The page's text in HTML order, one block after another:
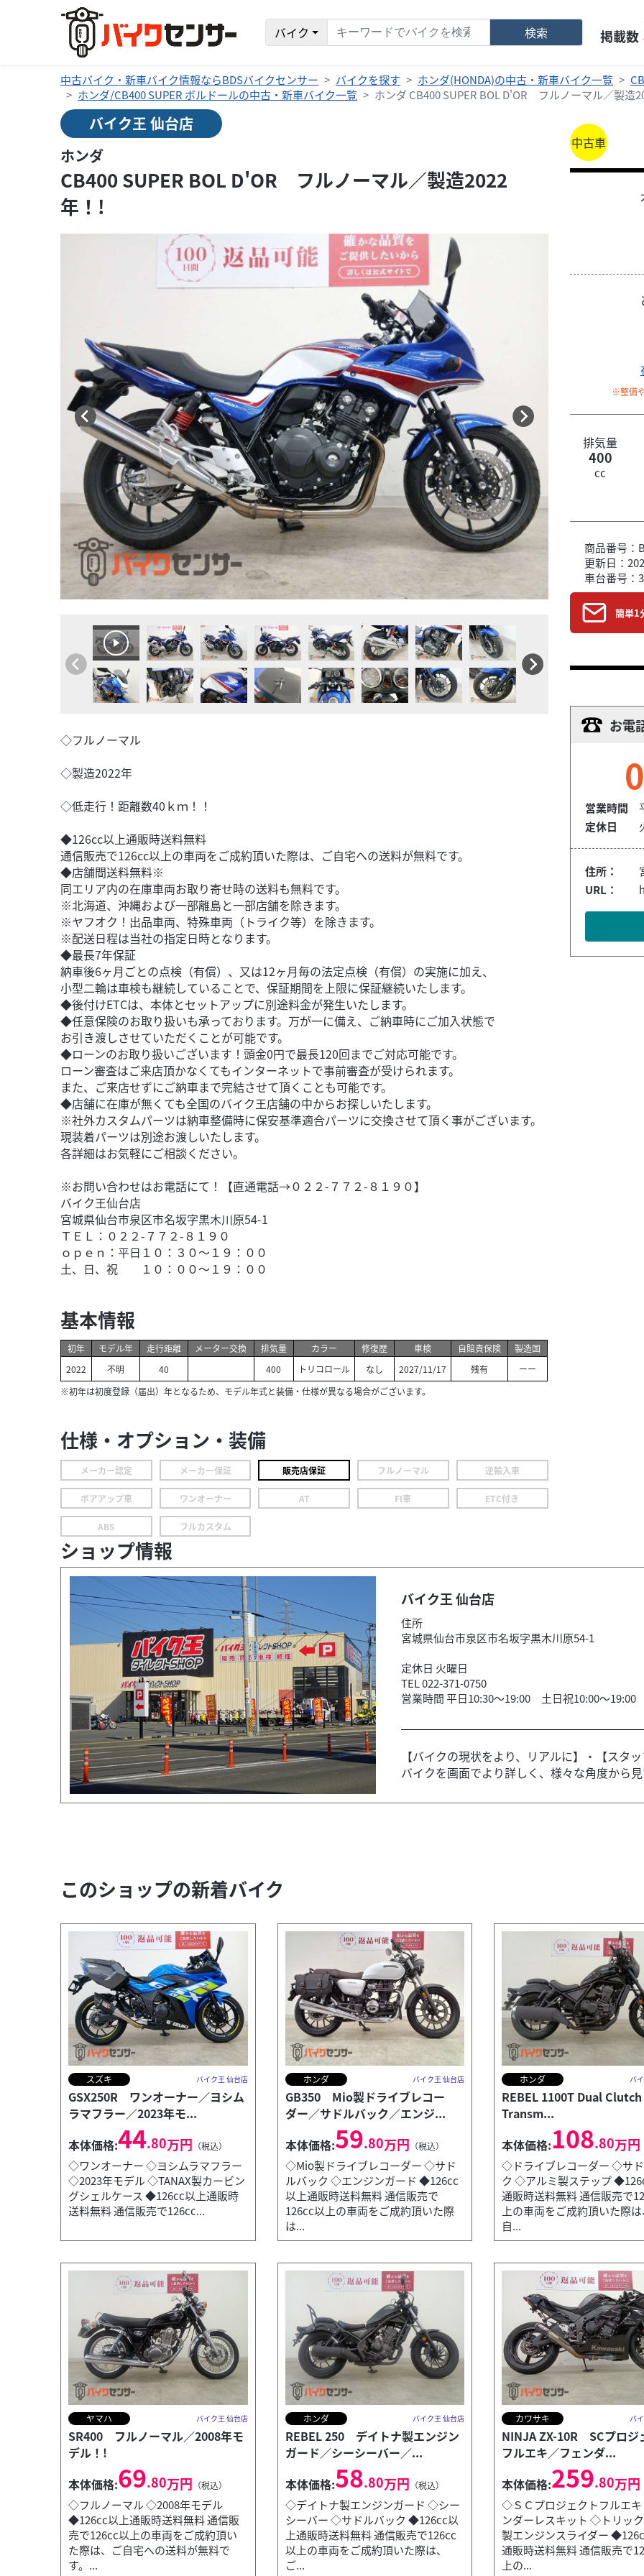
バイク 検索 掲載数
中古バイク・新車バイク情報ならBDSバイクセンサー バイクを探す ホンダ(HONDA)の中古・新車バイク一覧
ホンダ/CB400 SUPER ボルドールの中古・新車バイク一覧
ホンダ CB400 SUPER BOL D'OR フルノーマル／製造
バイク王 仙台店
ホンダ
CB400 SUPER BOL D'OR フルノーマル／製造2022
年！!
◇フルノーマル
◇製造2022年
◇低走行！距離数40ｋｍ！！
◆126cc以上通販時送料無料
通信販売で126cc以上の車両をご成約頂いた際は、ご自宅への送料が無料です。
◆店舗間送料無料※
同エリア内の在庫車両お取り寄せ時の送料も無料です。
※北海道、沖縄および一部離島と一部店舗を除きます。
※ヤフオク！出品車両、特殊車両（トライク等）を除きます。
※配送日程は当社の指定日時となります。
◆最長7年保証
納車後6ヶ月ごとの点検（有償）、又は12ヶ月毎の法定点検（有償）の実施に加え、
小型二輪は車検も継続していることで、保証期間を上限に保証継続いたします。
◆後付けETCは、本体とセットアップに別途料金が発生いたします。
◆任意保険のお取り扱いも承っております。万が一に備え、ご納車時にご加入状態で
お引き渡しさせていただくことが可能です。
◆ローンのお取り扱いございます！頭金0円で最長120回までご対応可能です。
ローン審査はご来店頂かなくてもインターネットで事前審査が受けられます。
また、ご来店せずにご納車まで完結させて頂くことも可能です。
◆店舗に在庫が無くても全国のバイク王店舗の中からお探しいたします。
※社外カスタムパーツは納車整備時に保安基準適合パーツに交換させて頂く事がございます。
現装着パーツは別途お渡しいたします。
各詳細はお気軽にご相談ください。
※お問い合わせはお電話にて！【直通電話→０２２-７７２-８１９０】
バイク王仙台店
宮城県仙台市泉区市名坂字黒木川原54-1
ＴＥＬ：０２２-７７２-８１９０
ｏｐｅｎ：平日１０：３０～１９：００
土、日、祝 １０：００～１９：００
基本情報
初年
2022
モデル年
不明
走行距離
40
メーター交換
排気量
400
カラー
トリコロール
修復歴
なし
車検
2027/11/17
自賠責保険
残有
製造国
ーー
※初年は初度登録（届出）年となるため、モデル年式と装備・仕様が異なる場合がございます。
仕様・オプション・装備
メーカー認定 メーカー保証 販売店保証 フルノーマル 逆輸入車
ボアアップ車 ワンオーナー AT FI車 ETC付き
ABS フルカスタム
中古車
※整備
排気量
400
cc
商品番号：
更新日：
車台番号：
簡単1
お電
営業時間
定休日
住所：
URL：
ショップ情報
バイク王 仙台店
住所
宮城県仙台市泉区市名坂字黒木川原54-1
定休日 火曜日
TEL 022-371-0750
営業時間 平日10:30～19:00 土日祝10:00～19:00
【バイクの現状をより、リアルに】・【ス
バイクを画面でより詳しく、様々な角度から
このショップの新着バイク
ホンダ
GB350 Mio製ドライブレコーダー／サドルバック／エンジ...
スズキ バイク王 仙台店
GSX250R ワンオーナー／ヨシム
ラマフラー／2023年モ...
本体価格:44.80万円 （税込）
◇ワンオーナー ◇ヨシムラマフラー
◇2023年モデル ◇TANAX製カービン
グシェルケース ◆126cc以上通販時
送料無料 通信販売で126cc...
ホンダ バイク王 仙台店
GB350 Mio製ドライブレコー
ダー／サドルバック／エンジ...
本体価格:59.80万円 （税込）
◇Mio製ドライブレコーダー ◇サド
ルバック ◇エンジンガード ◆126cc
以上通販時送料無料 通信販売で
126cc以上の車両をご成約頂いた際
は...
ホンダ バ
REBEL 1100T Dual Clutch
Transm...
本体価格:108.80万円
◇ドライブレコーダー ◇サ
ク ◇アルミ製ステップ
通販時送料無料 通信販売で
上の車両をご成約頂いた際
自...
ヤマハ バイク王 仙台店
SR400 フルノーマル／2008年モ
デル！!
本体価格:69.80万円 （税込）
◇フルノーマル ◇2008年モデル
◆126cc以上通販時送料無料 通信販
売で126cc以上の車両をご成約頂い
た際は、ご自宅への送料が無料で
す。...
ホンダ バイク王 仙台店
REBEL 250 デイトナ製エンジン
ガード／シーシーバー／...
本体価格:58.80万円 （税込）
◇デイトナ製エンジンガード ◇シー
シーバー ◇サドルバック ◆126cc以
上通販時送料無料 通信販売で126cc
以上の車両をご成約頂いた際は、
ご...
カワサキ バ
NINJA ZX-10R SCプロジ
フルエキ／フェンダ...
本体価格:259.80万円
◇ＳＣプロジェクトフルエ
ンダーレスキット ◇トリッ
製エンジンスライダー
通販時送料無料 通信販売で
上の...